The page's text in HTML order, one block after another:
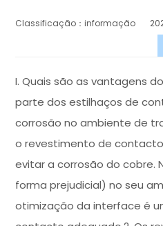
Classificação：informação
I. Quais são as vantagens
parte dos estilhaços de
corrosão no ambiente de
o revestimento de
evitar a corrosão do cobre.
forma prejudicial) no seu
otimização da interface é